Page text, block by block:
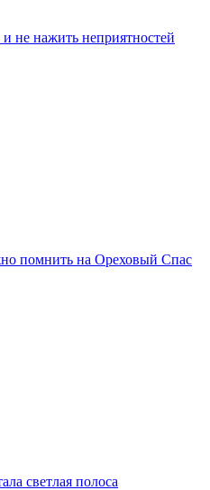
не нажить неприятностей
помнить на Ореховый Спас
светлая полоса